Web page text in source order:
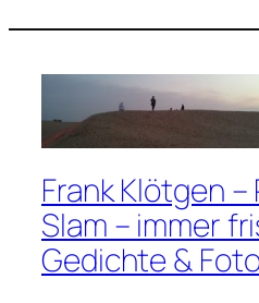
Frank Klötgen
Slam – immer
Gedichte &